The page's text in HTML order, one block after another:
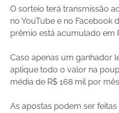
O sorteio terá transmissão
no YouTube e no Facebook
prêmio está acumulado em
Caso apenas um ganhador
aplique todo o valor na
média de R$ 168 mil por
As apostas podem ser feitas